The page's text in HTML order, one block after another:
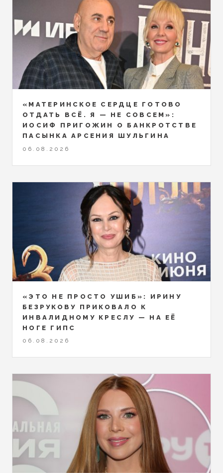
«МАТЕРИНСКОЕ СЕРДЦЕ ГОТОВО
ОТДАТЬ ВСЁ. Я — НЕ СОВСЕМ»:
ИОСИФ ПРИГОЖИН О БАНКРОТСТВЕ
ПАСЫНКА АРСЕНИЯ ШУЛЬГИНА
06.08.2026
«ЭТО НЕ ПРОСТО УШИБ»: ИРИНУ
БЕЗРУКОВУ ПРИКОВАЛО К
ИНВАЛИДНОМУ КРЕСЛУ — НА ЕЁ
НОГЕ ГИПС
06.08.2026